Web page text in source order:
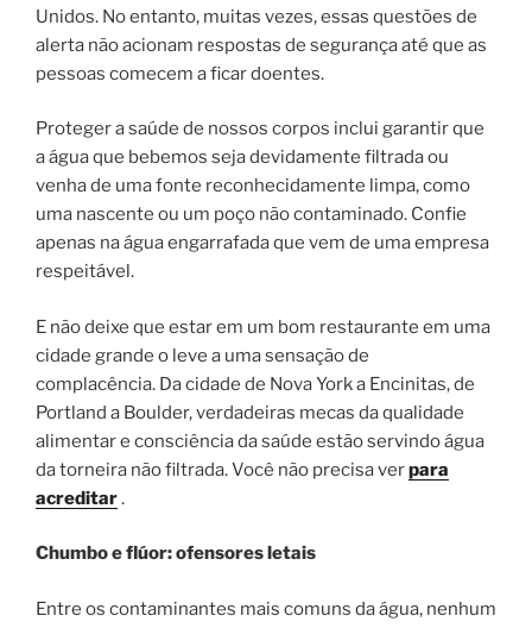
Unidos. No entanto, muitas vezes, essas questões de
alerta não acionam respostas de segurança até que as
pessoas comecem a ficar doentes.
Proteger a saúde de nossos corpos inclui garantir que
a água que bebemos seja devidamente filtrada ou
venha de uma fonte reconhecidamente limpa, como
uma nascente ou um poço não contaminado. Confie
apenas na água engarrafada que vem de uma empresa
respeitável.
E não deixe que estar em um bom restaurante em uma
cidade grande o leve a uma sensação de
complacência. Da cidade de Nova York a Encinitas, de
Portland a Boulder, verdadeiras mecas da qualidade
alimentar e consciência da saúde estão servindo água
da torneira não filtrada. Você não precisa verpara
acreditar.
Chumbo e flúor: ofensores letais
Entre os contaminantes mais comuns da água, nenhum